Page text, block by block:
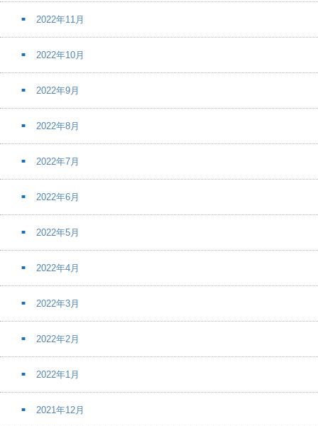
2022年11月
2022年10月
2022年9月
2022年8月
2022年7月
2022年6月
2022年5月
2022年4月
2022年3月
2022年2月
2022年1月
2021年12月